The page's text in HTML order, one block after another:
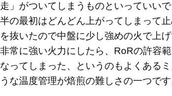
」がついてしまうものといっていい
の最初はどんどん上がってしまって
抜いたので中盤に少し強めの火で上
常に強い火力にしたら、RoRの許容
ってしまった、というのもよくある
な温度管理が焙煎の難しさの一つです